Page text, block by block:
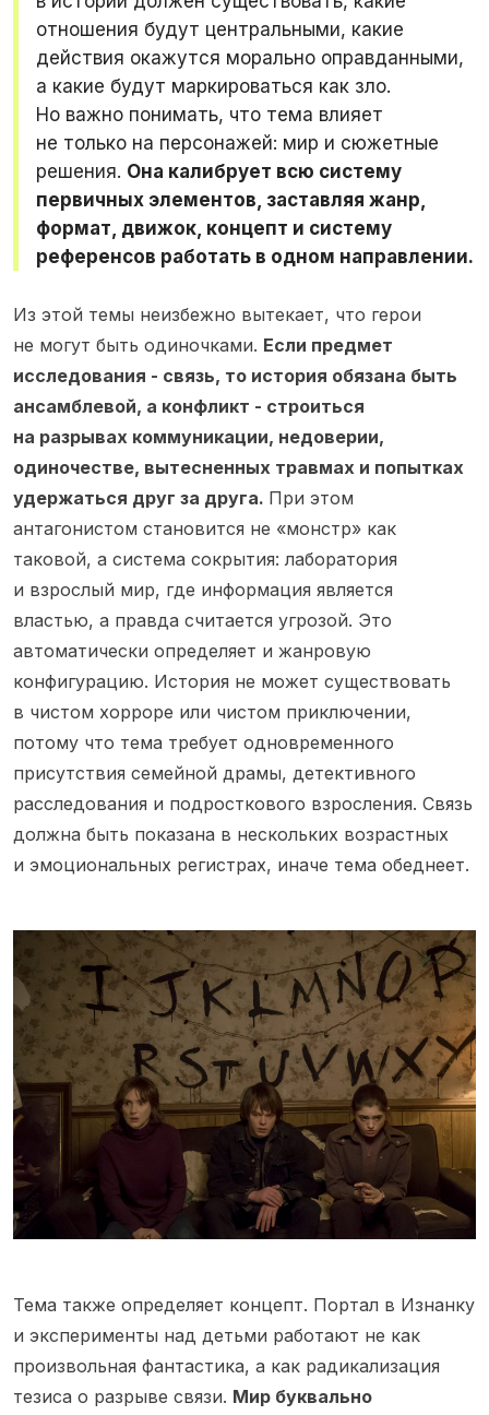
отношения будут центральными, какие
действия окажутся морально оправданными,
а какие будут маркироваться как зло.
Но важно понимать, что тема влияет
не только на персонажей: мир и сюжетные
решения. Она калибрует всю систему
первичных элементов, заставляя жанр,
формат, движок, концепт и систему
референсов работать в одном направлении.
Из этой темы неизбежно вытекает, что герои
не могут быть одиночками. Если предмет
исследования - связь, то история обязана быть
ансамблевой, а конфликт - строиться
на разрывах коммуникации, недоверии,
одиночестве, вытесненных травмах и попытках
удержаться друг за друга. При этом
антагонистом становится не «монстр» как
таковой, а система сокрытия: лаборатория
и взрослый мир, где информация является
властью, а правда считается угрозой. Это
автоматически определяет и жанровую
конфигурацию. История не может существовать
в чистом хорроре или чистом приключении,
потому что тема требует одновременного
присутствия семейной драмы, детективного
расследования и подросткового взросления. Связь
должна быть показана в нескольких возрастных
и эмоциональных регистрах, иначе тема обеднеет.
Тема также определяет концепт. Портал в Изнанку
и эксперименты над детьми работают не как
произвольная фантастика, а как радикализация
тезиса о разрыве связи. Мир буквально